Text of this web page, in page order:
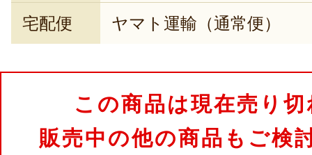
宅配便 ヤマト運輸（通常便）
この商品は現在売り
販売中の他の商品もご検